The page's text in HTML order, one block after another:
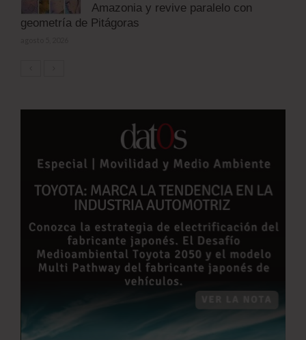
Amazonia y revive paralelo con
geometría de Pitágoras